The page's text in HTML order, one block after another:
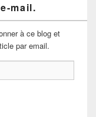
mail.
à ce blog et
par email.